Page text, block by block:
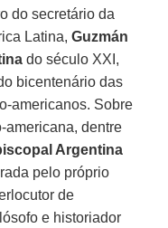
do secretário da
Latina,Guzmán
do século XXI,
bicentenário das
americanos. Sobre
americana, dentre
Argentina
pelo próprio
de
e historiador